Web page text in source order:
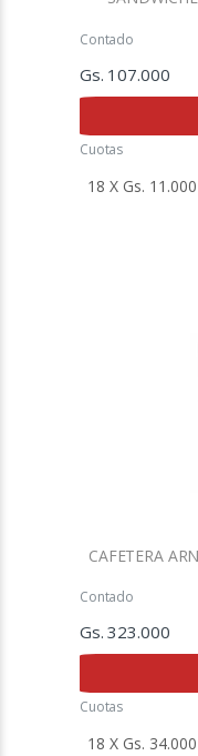
Contado
Gs. 107.000
Cuotas
CAFETERA
Contado
Gs. 323.000
Cuotas